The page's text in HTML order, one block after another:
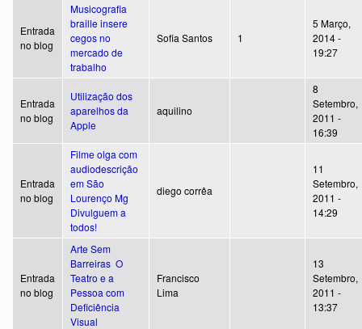
Entrada
no blog
Musicografia
braille insere
cegos no
mercado de
trabalho
Sofia Santos 1
5 Março,
2014 -
19:27
Entrada
no blog
Utilização dos
aparelhos da
Apple
aquilino
8
Setembro,
2011 -
16:39
Entrada
no blog
Filme olga com
audiodescrição
em São
Lourenço Mg
Divulguem a
todos!
diego corrêa
11
Setembro,
2011 -
14:29
Entrada
no blog
Arte Sem
Barreiras  O
Teatro e a
Pessoa com
Deficiência
Visual
Francisco
Lima
13
Setembro,
2011 -
13:37